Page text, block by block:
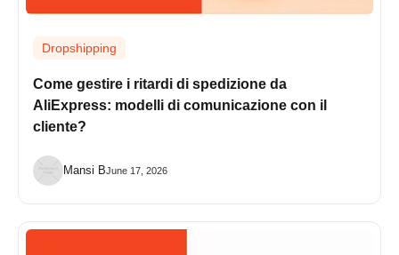
Dropshipping
Come gestire i ritardi di spedizione da
AliExpress: modelli di comunicazione con il
cliente?
Mansi BJune 17, 2026